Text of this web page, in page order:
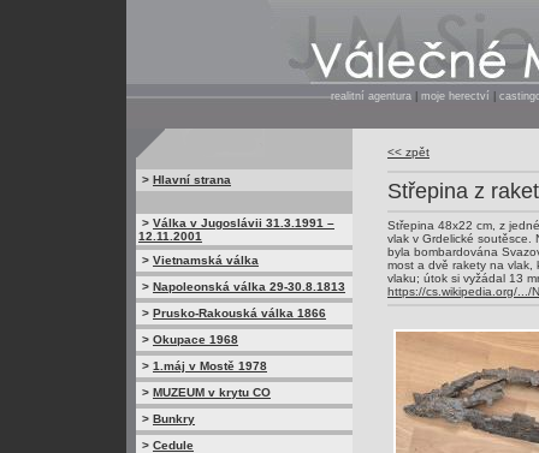
realitní agentura moje herectví
> Hlavní strana
> Válka v Jugoslávii 31.3.1991 –
12.11.2001
> Vietnamská válka
> Napoleonská válka 29-30.8.1813
> Prusko-Rakouská válka 1866
> Okupace 1968
> 1.máj v Mostě 1978
> MUZEUM v krytu CO
> Bunkry
> Cedule
<< zpět
Střepina z
Střepina 48x22 cm, z
vlak v Grdelické soutěsce.
byla bombardována
most a dvě rakety na vlak,
vlaku; útok si vyžádal 13
https://cs.wikipedia.org/.../